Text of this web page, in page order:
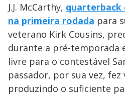
J.J. McCarthy, quarterback
na primeira rodada para
veterano Kirk Cousins,
durante a pré-temporada
livre para o contestável
passador, por sua vez, fez
produzindo o suficiente